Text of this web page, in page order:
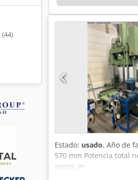
(44)
Estado: usado, Año de
570 mm Potencia total
aprox. m